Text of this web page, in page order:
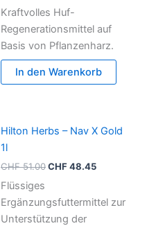
Kraftvolles Huf-
Regenerationsmittel auf
Basis von Pflanzenharz.
In den Warenkorb
Hilton Herbs – Nav X Gold
1l
CHF51.00
Preis
CHF48.45
Preis
Flüssiges
Ergänzungsfuttermittel zur
Unterstützung der